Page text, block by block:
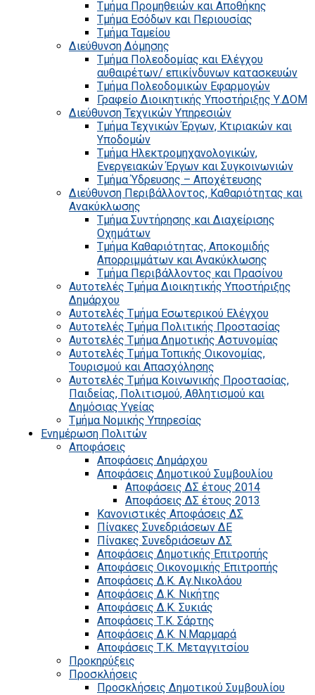
Τμήμα Προμηθειών και Αποθήκης
Τμήμα Εσόδων και Περιουσίας
Τμήμα Ταμείου
Διεύθυνση Δόμησης
Τμήμα Πολεοδομίας και Ελέγχου
αυθαιρέτων/ επικίνδυνων κατασκευών
Τμήμα Πολεοδομικών Εφαρμογών
Γραφείο Διοικητικής Υποστήριξης Υ.ΔΟΜ
Διεύθυνση Τεχνικών Υπηρεσιών
Τμήμα Τεχνικών Έργων, Κτιριακών και
Υποδομών
Τμήμα Ηλεκτρομηχανολογικών,
Ενεργειακών Έργων και Συγκοινωνιών
Τμήμα Ύδρευσης – Αποχέτευσης
Διεύθυνση Περιβάλλοντος, Καθαριότητας και
Ανακύκλωσης
Τμήμα Συντήρησης και Διαχείρισης
Οχημάτων
Τμήμα Καθαριότητας, Αποκομιδής
Απορριμμάτων και Ανακύκλωσης
Τμήμα Περιβάλλοντος και Πρασίνου
Αυτοτελές Τμήμα Διοικητικής Υποστήριξης
Δημάρχου
Αυτοτελές Τμήμα Εσωτερικού Ελέγχου
Αυτοτελές Τμήμα Πολιτικής Προστασίας
Αυτοτελές Τμήμα Δημοτικής Αστυνομίας
Αυτοτελές Τμήμα Τοπικής Οικονομίας,
Τουρισμού και Απασχόλησης
Αυτοτελές Τμήμα Κοινωνικής Προστασίας,
Παιδείας, Πολιτισμού, Αθλητισμού και
Δημόσιας Υγείας
Τμήμα Νομικής Υπηρεσίας
Ενημέρωση Πολιτών
Αποφάσεις
Αποφάσεις Δημάρχου
Αποφάσεις Δημοτικού Συμβουλίου
Αποφάσεις ΔΣ έτους 2014
Αποφάσεις ΔΣ έτους 2013
Κανονιστικές Αποφάσεις ΔΣ
Πίνακες Συνεδριάσεων ΔΕ
Πίνακες Συνεδριάσεων ΔΣ
Αποφάσεις Δημοτικής Επιτροπής
Αποφάσεις Οικονομικής Επιτροπής
Αποφάσεις Δ.Κ. Αγ.Νικολάου
Αποφάσεις Δ.Κ. Νικήτης
Αποφάσεις Δ.Κ. Συκιάς
Αποφάσεις Τ.Κ. Σάρτης
Αποφάσεις Δ.Κ. Ν.Μαρμαρά
Αποφάσεις Τ.Κ. Μεταγγιτσίου
Προκηρύξεις
Προσκλήσεις
Προσκλήσεις Δημοτικού Συμβουλίου